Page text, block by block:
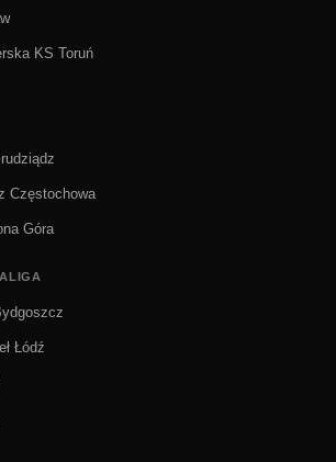
KS Toruń
Częstochowa
Góra
Łódź